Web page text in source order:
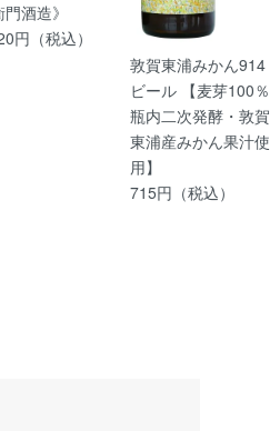
酒造》
円（税込）
敦賀東浦みかん914
ビール 【麦芽100％
瓶内二次発酵・敦賀
東浦産みかん果汁使
用】
715円（税込）